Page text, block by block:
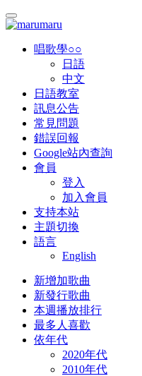
唱歌學○○
日語
中文
日語教室
訊息公告
常見問題
錯誤回報
Google站內查詢
會員
登入
加入會員
支持本站
主題切換
語言
English
新增加歌曲
新發行歌曲
本週播放排行
最多人喜歡
依年代
2020年代
2010年代